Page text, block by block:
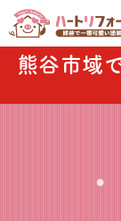
熊谷市域